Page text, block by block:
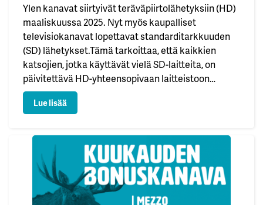
Ylen kanavat siirtyivät teräväpiirtolähetyksiin (HD)
maaliskuussa 2025. Nyt myös kaupalliset
televisiokanavat lopettavat standarditarkkuuden
(SD) lähetykset.Tämä tarkoittaa, että kaikkien
katsojien, jotka käyttävät vielä SD-laitteita, on
päivitettävä HD-yhteensopivaan laitteistoon
voidakseen jatkaa suosikkikanaviensa katselua.
Seuraavien kaupallisten kanavien SD-lähetykset
ovat jo saatavilla ja löytyvät kanavapaikasta 3
eteenpäin. Mistä tiedän, tukeeko laitteeni HD-
lähetyksiä? Helpoin tapa…
Lue lisää